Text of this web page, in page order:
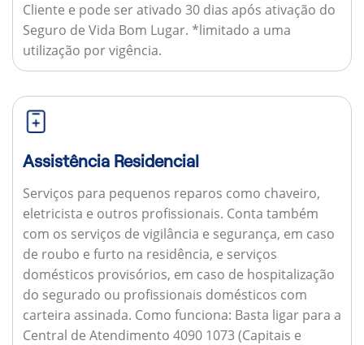
Cliente e pode ser ativado 30 dias após ativação do
Seguro de Vida Bom Lugar. *limitado a uma
utilização por vigência.
Assistência Residencial
Serviços para pequenos reparos como chaveiro,
eletricista e outros profissionais. Conta também
com os serviços de vigilância e segurança, em caso
de roubo e furto na residência, e serviços
domésticos provisórios, em caso de hospitalização
do segurado ou profissionais domésticos com
carteira assinada. Como funciona: Basta ligar para a
Central de Atendimento 4090 1073 (Capitais e